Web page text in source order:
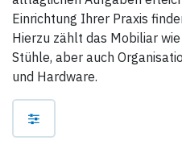
Einrichtung Ihrer Praxis
Hierzu zählt das Mobiliar
Stühle, aber auch
und Hardware.